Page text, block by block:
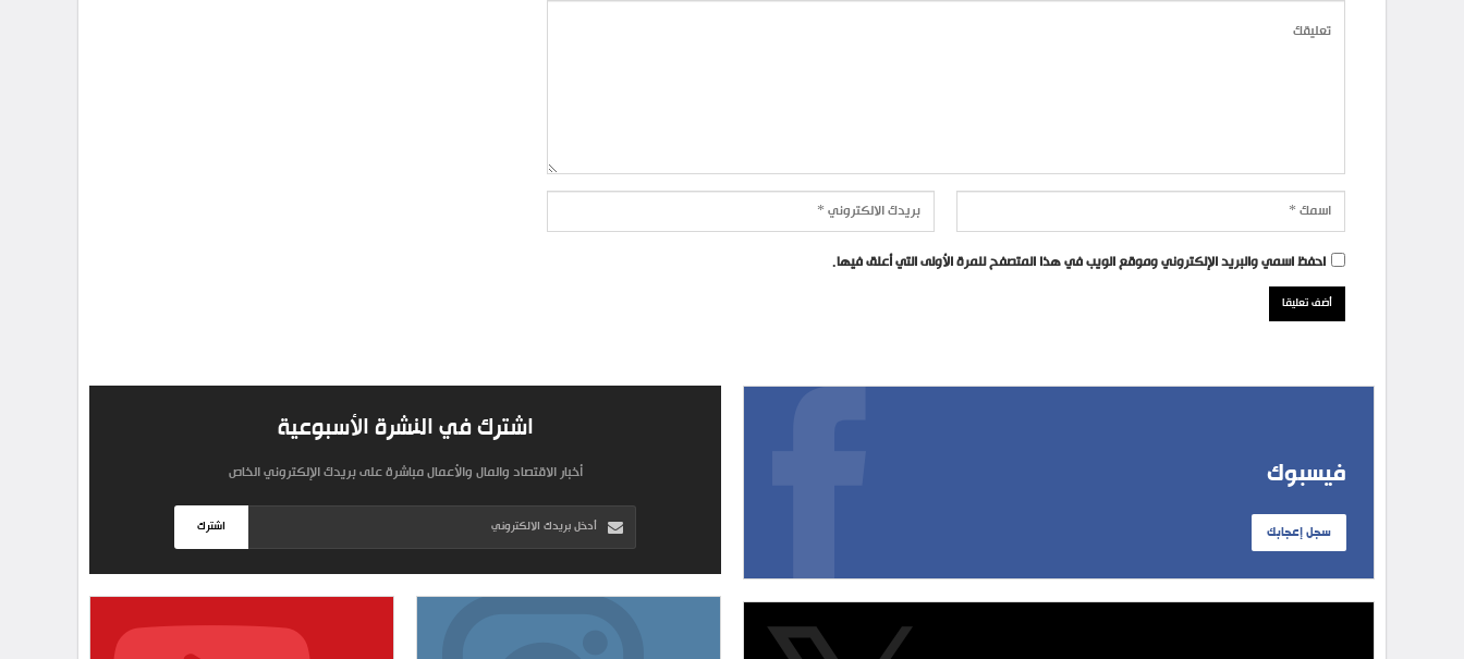
احفظ اسمي والبريد الإلكتروني وموقع الويب في هذا المتصفح للمرة الأولى التي أعلق فيها.
فيسبوك
سجل إعجابك
اشترك في النشرة الأسبوعية
أخبار الاقتصاد والمال والأعمال مباشرة على بريدك الإلكتروني الخاص
اشترك